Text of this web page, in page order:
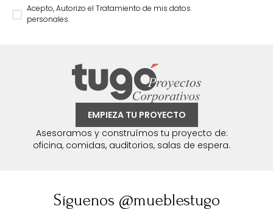
Acepto, Autorizo el Tratamiento de mis datos
personales.
EMPIEZA TU PROYECTO
Asesoramos y construímos tu proyecto de:
oficina, comidas, auditorios, salas de espera.
Síguenos @mueblestugo